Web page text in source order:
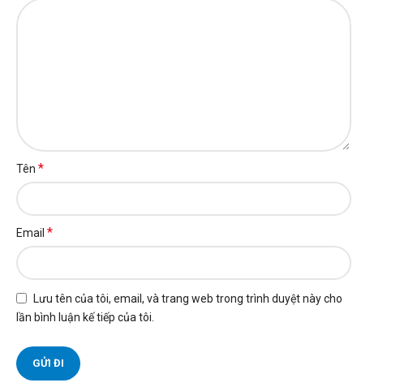
Tên *
Email *
Lưu tên của tôi, email, và trang web trong trình duyệt này cho
lần bình luận kế tiếp của tôi.